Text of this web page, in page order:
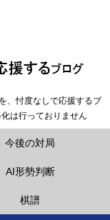
、忖度なしで応援するブ
は行っておりません
今後の対局
AI形勢判断
棋譜